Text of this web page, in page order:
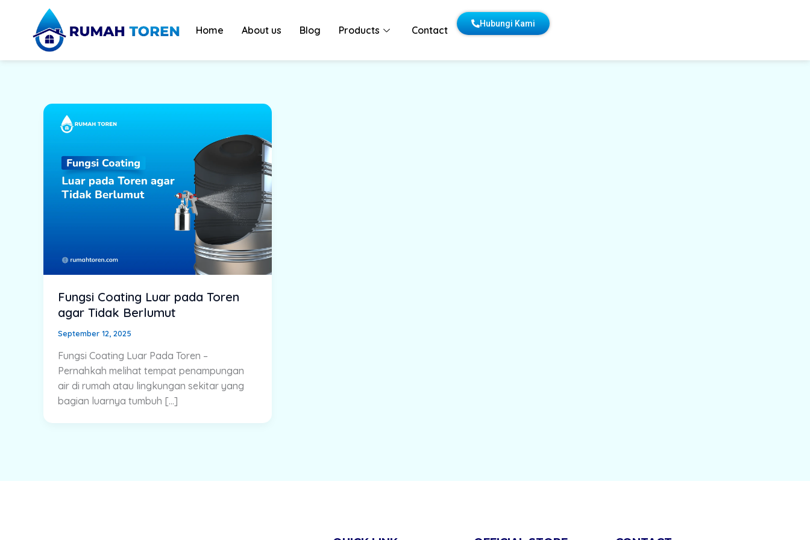
content
Home About us Blog Products Contact
Hubungi Kami
Fungsi Coating Luar pada Toren
agar Tidak Berlumut
September 12, 2025
Fungsi Coating Luar Pada Toren –
Pernahkah melihat tempat penampungan
air di rumah atau lingkungan sekitar yang
bagian luarnya tumbuh […]